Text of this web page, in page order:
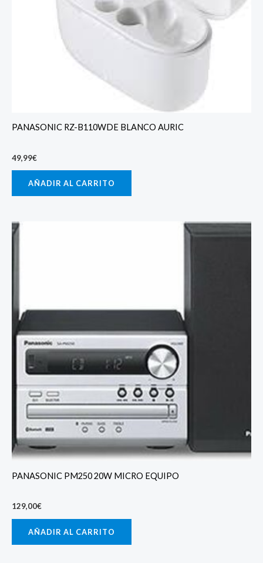
PANASONIC RZ-B110WDE BLANCO AURIC
49,99€
AÑADIR AL CARRITO
PANASONIC PM250 20W MICRO EQUIPO
129,00€
AÑADIR AL CARRITO